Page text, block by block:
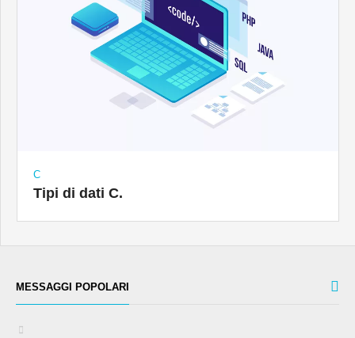
C
Tipi di dati C.
MESSAGGI POPOLARI